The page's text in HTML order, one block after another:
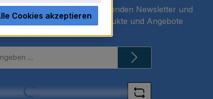
regelmäßig erscheinenden Newsletter und
Ersten sein, über neue Produkte und Angebote
Loading...
Cookies akzeptieren